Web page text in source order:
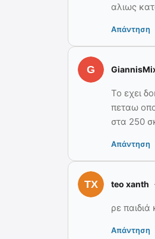
αλιως
Απάντηση
Το εχει
πεταω
στα 250
Απάντηση
teo xanth
ρε
Απάντηση